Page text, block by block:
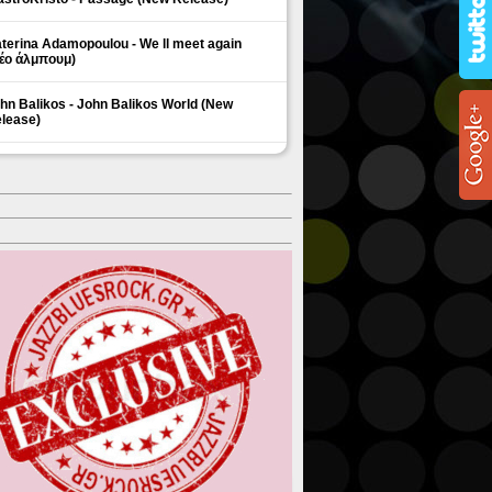
Adamopoulou - We ll meet again
άλμπουμ)
Balikos - John Balikos World (New